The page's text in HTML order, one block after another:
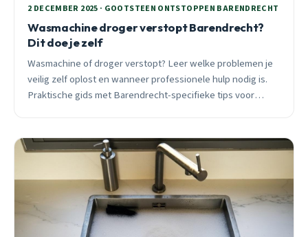
2 DECEMBER 2025 · GOOTSTEEN ONTSTOPPEN BARENDRECHT
Wasmachine droger verstopt Barendrecht?
Dit doe je zelf
Wasmachine of droger verstopt? Leer welke problemen je
veilig zelf oplost en wanneer professionele hulp nodig is.
Praktische gids met Barendrecht-specifieke tips voor